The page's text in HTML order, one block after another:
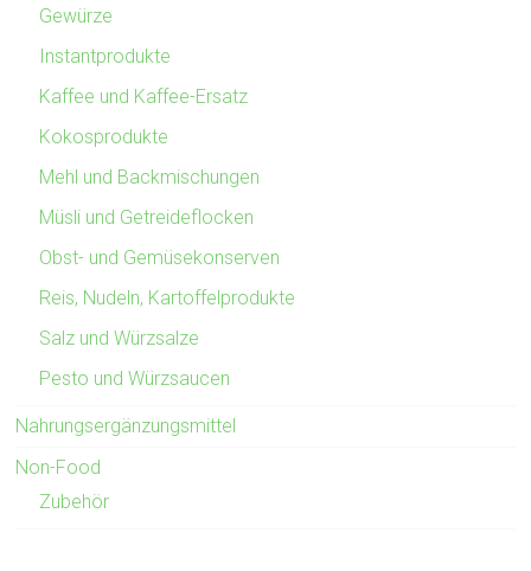
Gewürze
Instantprodukte
Kaffee und Kaffee-Ersatz
Kokosprodukte
Mehl und Backmischungen
Müsli und Getreideflocken
Obst- und Gemüsekonserven
Reis, Nudeln, Kartoffelprodukte
Salz und Würzsalze
Pesto und Würzsaucen
Nahrungsergänzungsmittel
Non-Food
Zubehör